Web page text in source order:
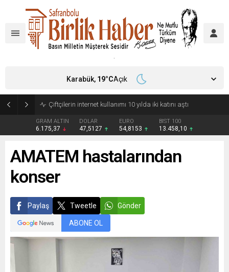
Çiftçilerin internet kullanımı 10 yılda iki katını aştı
GRAM ALTIN
6.175,37
DOLAR
47,5127
EURO
54,8153
BIST 100
13.458,10
Karabük, 19°CAçık
AMATEM hastalarından
konser
Paylaş Tweetle Gönder
ABONE OL